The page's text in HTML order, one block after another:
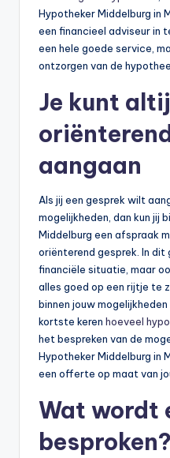
Hypotheker Middelburg in
een financieel adviseur in
een hele goede service,
ontzorgen van de
Je kunt
aangaan
Als jij een gesprek wilt
mogelijkheden, dan kun jij
Middelburg een afspraak
oriënterend gesprek. In dit
financiële situatie, maar
alles goed op een rijtje te
binnen jouw
kortste keren hoeveel
het bespreken van de
Hypotheker Middelburg in
een offerte op maat van
Wat wordt
besproken?